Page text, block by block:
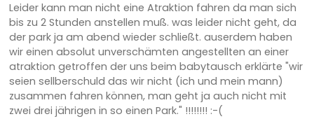
Leider kann man nicht eine Atraktion fahren da man sich
bis zu 2 Stunden anstellen muß. was leider nicht geht, da
der park ja am abend wieder schließt. auserdem haben
wir einen absolut unverschämten angestellten an einer
atraktion getroffen der uns beim babytausch erklärte "wir
seien sellberschuld das wir nicht (ich und mein mann)
zusammen fahren können, man geht ja auch nicht mit
zwei drei jährigen in so einen Park." !!!!!!!! :-(